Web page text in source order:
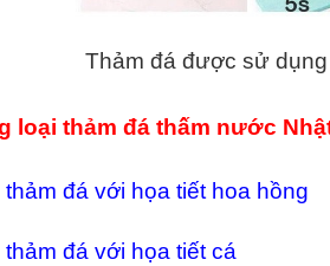
Thảm đá được sử
loại thảm đá thấm nước
thảm đá với họa tiết hoa hồng
thảm đá với họa tiết cá